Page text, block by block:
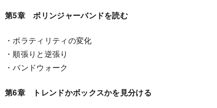
第5章 ボリンジャーバンドを読む
・ボラティリティの変化
・順張りと逆張り
・バンドウォーク
第6章 トレンドかボックスかを見分ける